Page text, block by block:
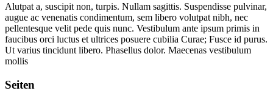
Alutpat a, suscipit non, turpis. Nullam sagittis. Suspendisse pulvinar,
augue ac venenatis condimentum, sem libero volutpat nibh, nec
pellentesque velit pede quis nunc. Vestibulum ante ipsum primis in
faucibus orci luctus et ultrices posuere cubilia Curae; Fusce id purus.
Ut varius tincidunt libero. Phasellus dolor. Maecenas vestibulum
mollis
Seiten